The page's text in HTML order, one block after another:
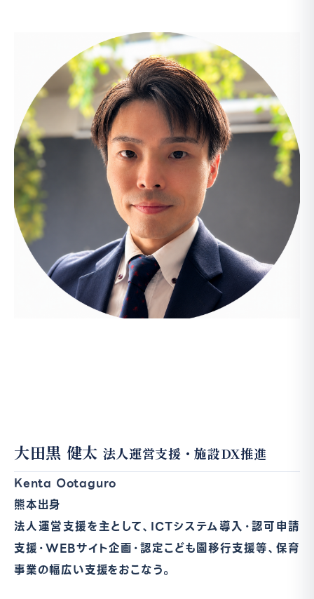
大田黒 健太 法人運営支援・施設DX推進
Kenta Ootaguro
熊本出身
法人運営支援を主として、ICTシステム導入・認可申請
支援・WEBサイト企画・認定こども園移行支援等、保育
事業の幅広い支援をおこなう。